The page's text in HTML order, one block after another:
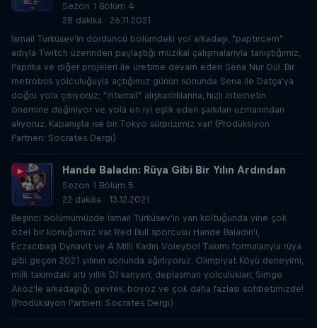
Sezon 1 Bölüm 4
28 dakika · 26.11.2021
İsmail Türküsev'in dördüncü bölümdeki yol arkadaşı, "paptırcem"
adıyla Twitch üzerinden paylaştığı müzikal çalışmalarıyla tanıştığımız,
Paprika ve diğer projeleri ile üretime devam eden Sena Nur Gül. Bir
metrobüs yolculuğuyla açtığımız günün sonunda Sena ile Datça'ya
doğru yola çıkıyoruz; "interrail" alışkanlıklarına, hızlı internetin
önemine değiniyor ve yola en iyi eşlik eden şarkıları uzmanından
alıyoruz. Kapanışta ise bir Tokyo sürprizimiz var! (Prodüksiyon
Partneri: Socrates Dergi)
Hande Baladın: Rüya Gibi Bir Yılın Ardından
Sezon 1 Bölüm 5
22 dakika · 13.12.2021
Beşinci bölümümüzde İsmail Türküsev'in yan koltuğunda yine çok
özel bir konuğumuz var. Red Bull sporcusu Hande Baladın'ı,
Eczacıbaşı Dynavit ve A Milli Kadın Voleybol Takımı formalarıyla rüya
gibi geçen 2021 yılının sonunda ağırlıyoruz. Olimpiyat Köyü deneyimi,
milli takımdaki altı yıllık DJ kariyeri, deplasman yolculukları, Simge
Aköz'le arkadaşlığı, gevrek, boyoz ve çok daha fazlası sohbetimizde!
(Prodüksiyon Partneri: Socrates Dergi)